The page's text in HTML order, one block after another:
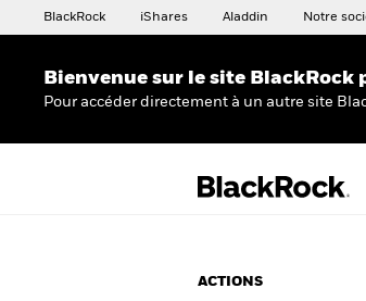
BlackRock iShares Aladdin Notre
Bienvenue sur le site
Pour accéder directement à un autre site
ACTIONS